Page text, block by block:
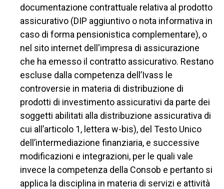
documentazione contrattuale relativa al prodotto
assicurativo (DIP aggiuntivo o nota informativa in
caso di forma pensionistica complementare), o
nel sito internet dell'impresa di assicurazione
che ha emesso il contratto assicurativo. Restano
escluse dalla competenza dell’Ivass le
controversie in materia di distribuzione di
prodotti di investimento assicurativi da parte dei
soggetti abilitati alla distribuzione assicurativa di
cui all’articolo 1, lettera w-bis), del Testo Unico
dell’intermediazione finanziaria, e successive
modificazioni e integrazioni, per le quali vale
invece la competenza della Consob e pertanto si
applica la disciplina in materia di servizi e attività